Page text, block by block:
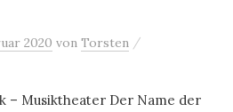
2020 von Torsten /
– Musiktheater Der Name der